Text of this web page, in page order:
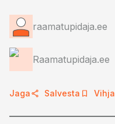
raamatupidaja.ee
Raamatupidaja.ee
Jaga Salvesta Vihja